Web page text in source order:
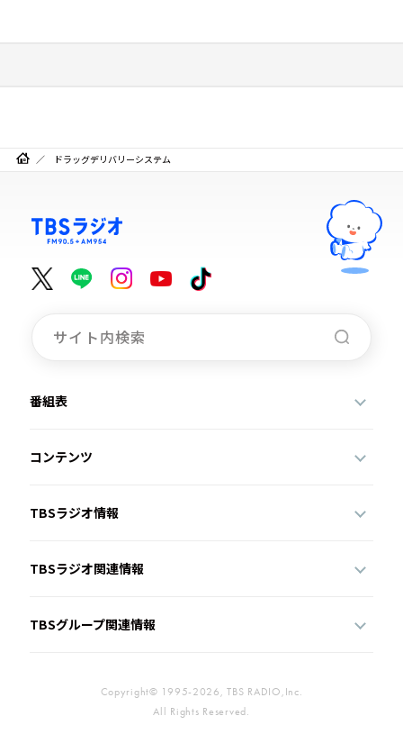
ドラッグデリバリーシステム
番組表
コンテンツ
TBSラジオ情報
TBSラジオ関連情報
TBSグループ関連情報
Copyright© 1995-2026, TBS RADIO,Inc.
All Rights Reserved.